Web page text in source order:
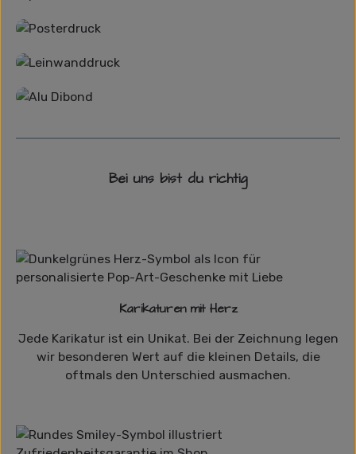
Bei uns bist du richtig
Karikaturen mit Herz
Jede Karikatur ist ein Unikat. Bei der Zeichnung legen
wir besonderen Wert auf die kleinen Details, die
oftmals den Unterschied ausmachen.